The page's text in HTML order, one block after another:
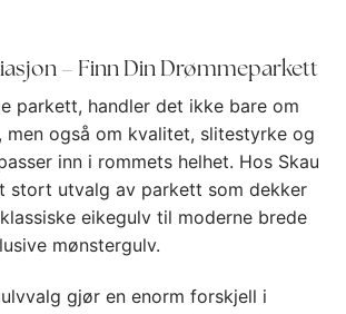
– Finn Din Drømmeparkett
parkett, handler det ikke bare om
men også om kvalitet, slitestyrke og
inn i rommets helhet. Hos Skau
stort utvalg av parkett som dekker
eikegulv til moderne brede
mønstergulv.
gjør en enorm forskjell i